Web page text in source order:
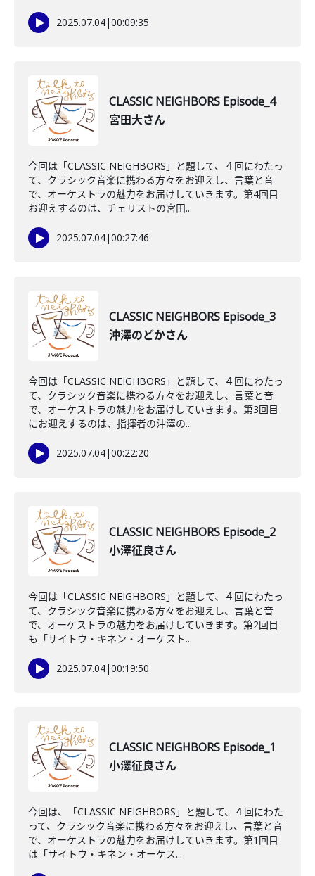
2025.07.04|00:09:35
CLASSIC NEIGHBORS Episode_4
宮田大さん
今回は「CLASSIC NEIGHBORS」と題して、４回にわたっ
て、クラシック音楽に携わる方々をお迎えし、言葉と音
で、オーケストラの魅力をお届けしていきます。第4回目
お迎えするのは、チェリストの宮田...
2025.07.04|00:27:46
CLASSIC NEIGHBORS Episode_3
沖澤のどかさん
今回は「CLASSIC NEIGHBORS」と題して、４回にわたっ
て、クラシック音楽に携わる方々をお迎えし、言葉と音
で、オーケストラの魅力をお届けしていきます。第3回目
にお迎えするのは、指揮者の沖澤の...
2025.07.04|00:22:20
CLASSIC NEIGHBORS Episode_2
小澤征良さん
今回は「CLASSIC NEIGHBORS」と題して、４回にわたっ
て、クラシック音楽に携わる方々をお迎えし、言葉と音
で、オーケストラの魅力をお届けしていきます。第2回目
も「サイトウ・キネン・オーケスト...
2025.07.04|00:19:50
CLASSIC NEIGHBORS Episode_1
小澤征良さん
今回は、「CLASSIC NEIGHBORS」と題して、４回にわた
って、クラシック音楽に携わる方々をお迎えし、言葉と音
で、オーケストラの魅力をお届けしていきます。第1回目
は「サイトウ・キネン・オーケス...